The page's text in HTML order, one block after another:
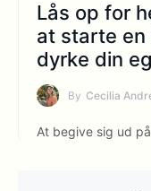
Lås op for
at starte en
dyrke din
By Cecilia
At begive sig ud